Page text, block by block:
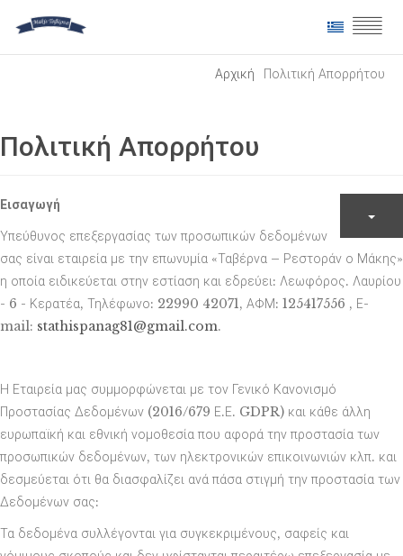
Αρχική Πολιτική Απορρήτου
Πολιτική Απορρήτου
Εισαγωγή
Υπεύθυνος επεξεργασίας των προσωπικών δεδομένων
σας είναι εταιρεία με την επωνυμία «Ταβέρνα – Ρεστοράν ο Μάκης»
η οποία ειδικεύεται στην εστίαση και εδρεύει: Λεωφόρος. Λαυρίου
- 6 - Κερατέα, Τηλέφωνο: 22990 42071, ΑΦΜ: 125417556 , Ε-
mail: stathispanag81@gmail.com.
Η Εταιρεία μας συμμορφώνεται με τον Γενικό Κανονισμό
Προστασίας Δεδομένων (2016/679 Ε.Ε. GDPR) και κάθε άλλη
ευρωπαϊκή και εθνική νομοθεσία που αφορά την προστασία των
προσωπικών δεδομένων, των ηλεκτρονικών επικοινωνιών κλπ. και
δεσμεύεται ότι θα διασφαλίζει ανά πάσα στιγμή την προστασία των
Δεδομένων σας:
Τα δεδομένα συλλέγονται για συγκεκριμένους, σαφείς και